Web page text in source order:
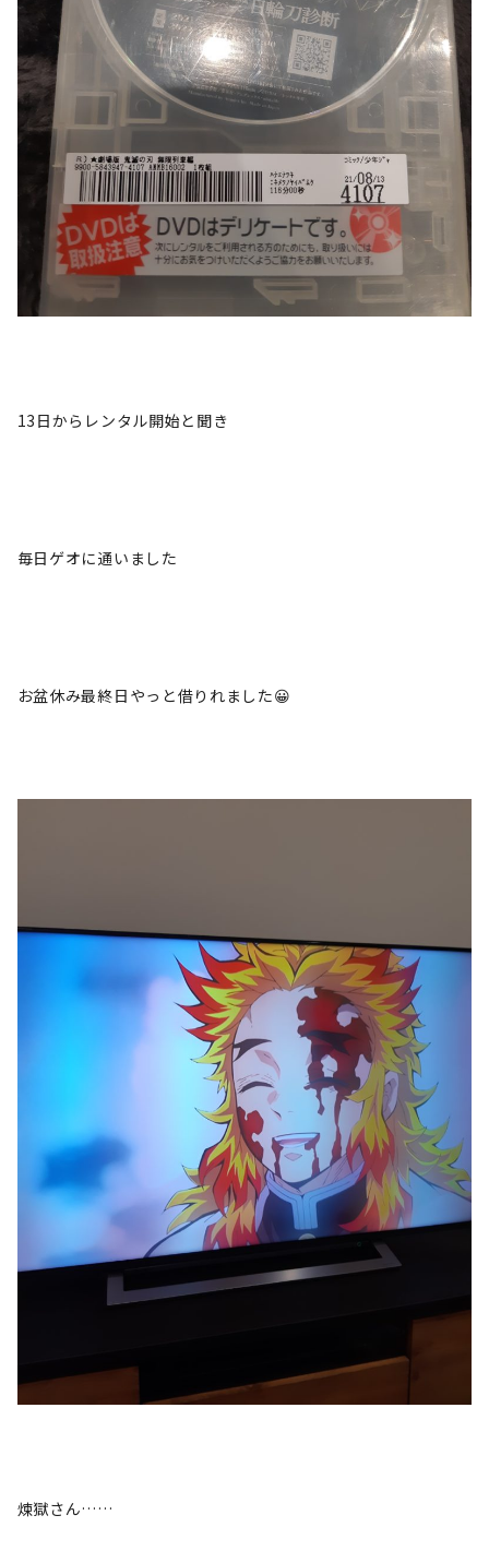
13日からレンタル開始と聞き
毎日ゲオに通いました
お盆休み最終日やっと借りれました😀
煉獄さん……